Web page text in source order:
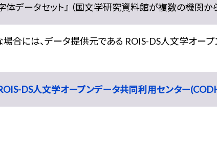
体データセット』 （国文学研究資料館が複数の機関
場合には、データ提供元である ROIS-DS人文学オー
DS人文学オープンデータ共同利用センター